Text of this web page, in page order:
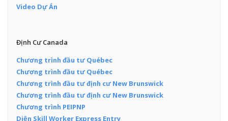
Video Dự Án
Định Cư Canada
Chương trình đầu tư Québec
Chương trình đầu tư Québec
Chương trình đầu tư định cư New Brunswick
Chương trình đầu tư định cư New Brunswick
Chương trình PEIPNP
Diện Skill Worker Express Entry